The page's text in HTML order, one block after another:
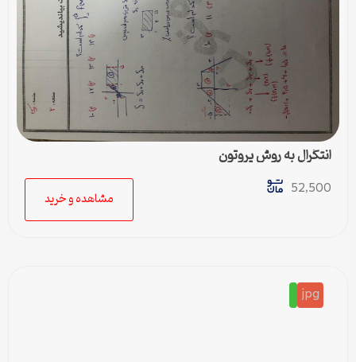
انتگرال به روش پروتون
52,500
مشاهده و خرید
jpg